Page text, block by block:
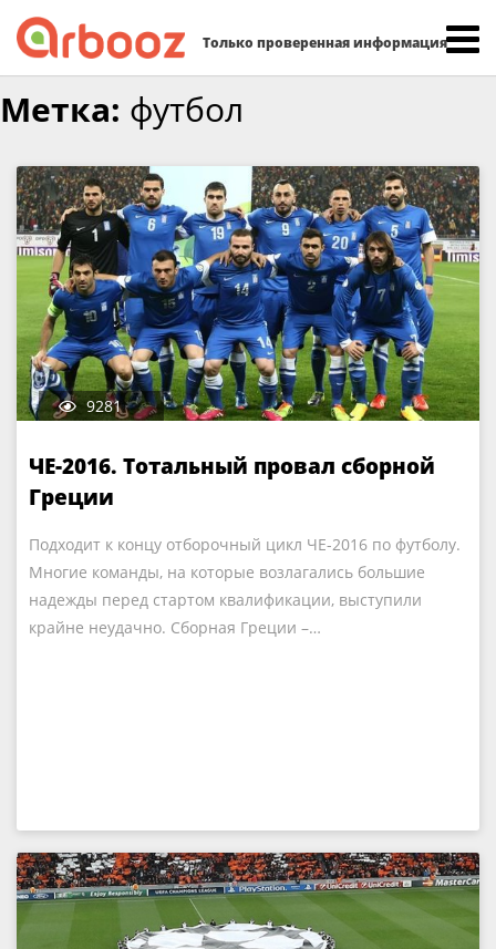
Только проверенная информация
to
Метка: футбол
9281
ЧЕ-2016. Тотальный провал сборной
Греции
Подходит к концу отборочный цикл ЧЕ-2016 по футболу.
Многие команды, на которые возлагались большие
надежды перед стартом квалификации, выступили
крайне неудачно. Сборная Греции –…
Найти: